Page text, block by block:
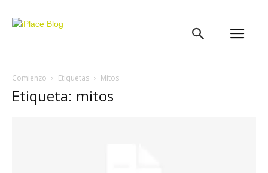
Comienzo Etiquetas Mitos
Etiqueta: mitos